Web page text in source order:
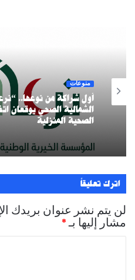
منوعات
أول شراكة من نوعها..
الشمالية الصحي يوقعان
الصحية المنزلية
اترك تعليقاً
لن يتم نشر عنوان بريدك
مشار إليها بـ*